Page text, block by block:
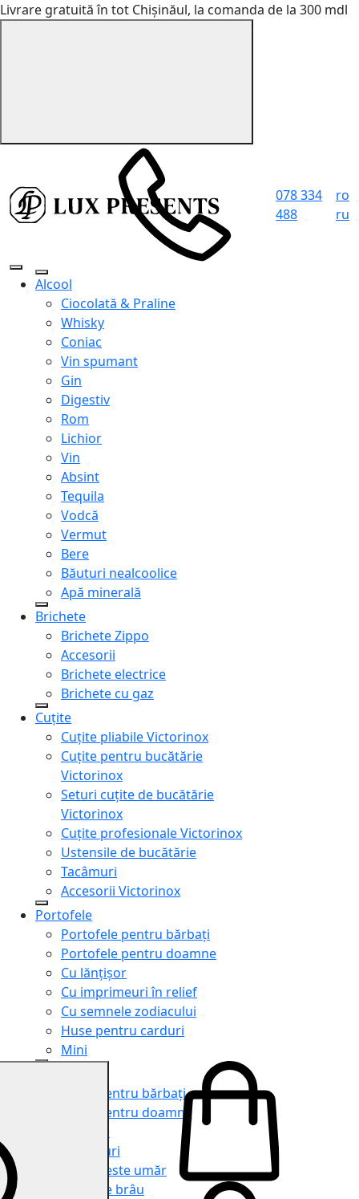
Livrare gratuită în tot Chișinăul, la comanda de la 300 mdl
078 334
488
ro
ru
Alcool
Ciocolată & Praline
Whisky
Coniac
Vin spumant
Gin
Digestiv
Rom
Lichior
Vin
Absint
Tequila
Vodcă
Vermut
Bere
Băuturi nealcoolice
Apă minerală
Brichete
Brichete Zippo
Accesorii
Brichete electrice
Brichete cu gaz
Cuțite
Cuțite pliabile Victorinox
Cuțite pentru bucătărie
Victorinox
Seturi cuțite de bucătărie
Victorinox
Cuțite profesionale Victorinox
Ustensile de bucătărie
Tacâmuri
Accesorii Victorinox
Portofele
Portofele pentru bărbați
Portofele pentru doamne
Cu lănțișor
Cu imprimeuri în relief
Cu semnele zodiacului
Huse pentru carduri
Mini
Genți pentru bărbați
Genți pentru doamne
Serviete
Rucsacuri
Genți peste umăr
Genți de brâu